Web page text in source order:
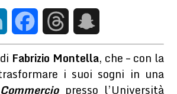
FacebookThreadsSnapchat
Fabrizio Montella, che – con la
i suoi sogni in una
presso l’Università